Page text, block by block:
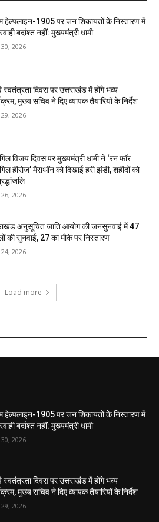
हेल्पलाइन-1905 पर जन शिकायतों के निस्तारण में
बर्दाश्त नहीं: मुख्यमंत्री धामी
30, 2026
स्वतंत्रता दिवस पर उत्तराखंड में होंगे भव्य
मुख्य सचिव ने दिए व्यापक तैयारियों के निर्देश
29, 2026
विजय दिवस पर मुख्यमंत्री धामी ने ‘रन फॉर
हीरोज’ मैराथॉन को दिखाई हरी झंडी, शहीदों को
26, 2026
अनुसूचित जाति आयोग की जनसुनवाई में 47
की सुनवाई, 27 का मौके पर निस्तारण
24, 2026
Load more
हेल्पलाइन-1905 पर जन शिकायतों के निस्तारण में
बर्दाश्त नहीं: मुख्यमंत्री धामी
30, 2026
स्वतंत्रता दिवस पर उत्तराखंड में होंगे भव्य
मुख्य सचिव ने दिए व्यापक तैयारियों के निर्देश
29, 2026